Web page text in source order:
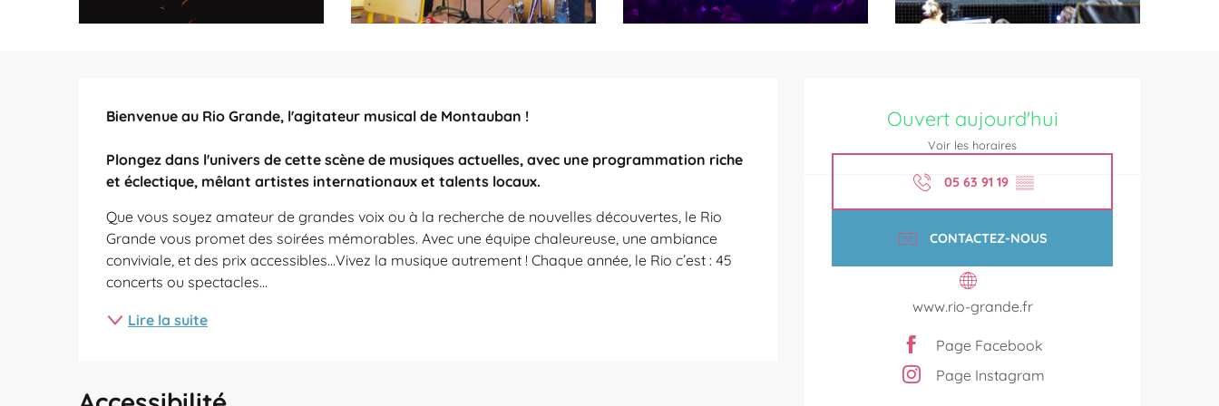
Ouvert aujourd'hui
Voir les horaires
05 63 91 19 ▒▒
CONTACTEZ-NOUS
www.rio-grande.fr
Page Facebook
Page Instagram
Bienvenue au Rio Grande, l'agitateur musical de Montauban !
Plongez dans l'univers de cette scène de musiques actuelles, avec une programmation riche
et éclectique, mêlant artistes internationaux et talents locaux.
Que vous soyez amateur de grandes voix ou à la recherche de nouvelles découvertes, le Rio
Grande vous promet des soirées mémorables. Avec une équipe chaleureuse, une ambiance
conviviale, et des prix accessibles...Vivez la musique autrement ! Chaque année, le Rio c’est : 45
concerts ou spectacles...
Lire la suite